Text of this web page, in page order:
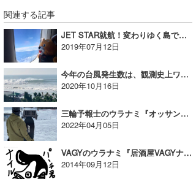
関連する記事
JET STAR就航！変わりゆく島で暮らすように旅をする｜まっきーのウラナミ
2019年07月12日
今年の台風発生数は、観測史上ワースト◯位!?｜MINのウラナミVol.345
2020年10月16日
三輪予報士のウラナミ『オッサンがスノーサーフデビューをしてみた』
2022年04月05日
VAGYのウラナミ『居酒屋VAGYナイルパーチ君』
2014年09月12日